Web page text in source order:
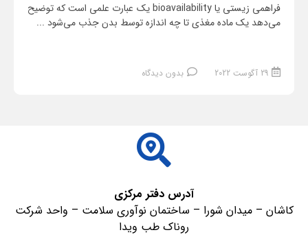
فراهمی زیستی یا bioavailability یک عبارت علمی است که توضیح
می‌دهد یک ماده مغذی تا چه اندازه توسط بدن جذب می‌شود ...
29 آگوست 2022 بدون دیدگاه
آدرس دفتر مرکزی
کاشان – میدان شورا – ساختمان نوآوری سلامت – واحد شرکت
روناک طب ویدا